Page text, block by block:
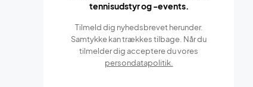
tennisudstyr og -events.
Tilmeld dig nyhedsbrevet herunder.
Samtykke kan trækkes tilbage. Når du
tilmelder dig acceptere du vores
persondatapolitik.